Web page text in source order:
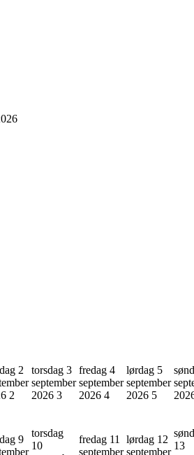
2
2
torsdag 3
september
2026 3
fredag 4
september
2026 4
lørdag 5
september
2026 5
9
torsdag
10
fredag 11
september
lørdag 12
september
13